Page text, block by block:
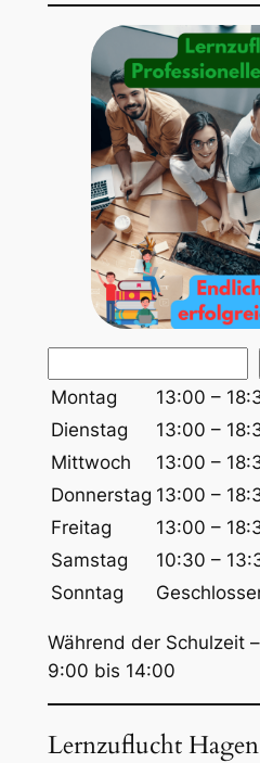
u
e
n
Montag
13:00 –
Dienstag
13:00 –
Mittwoch
13:00 –
Donnerstag 13:00 –
Freitag
13:00 –
Samstag
10:30 –
Sonntag
Während der Schulzeit
9:00 bis 14:00
Lernzuflucht